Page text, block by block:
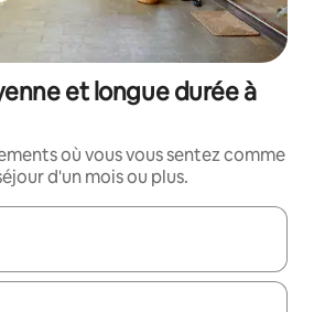
et longue durée à
où vous vous sentez comme
d'un mois ou plus.
s'affichent, utilisez les flèches vers le